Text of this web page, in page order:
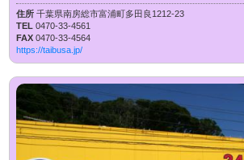
住所千葉県南房総市富浦町多田良1212-23
TEL0470-33-4561
FAX0470-33-4564
https://taibusa.jp/